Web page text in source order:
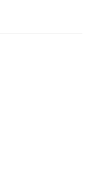
на сайте